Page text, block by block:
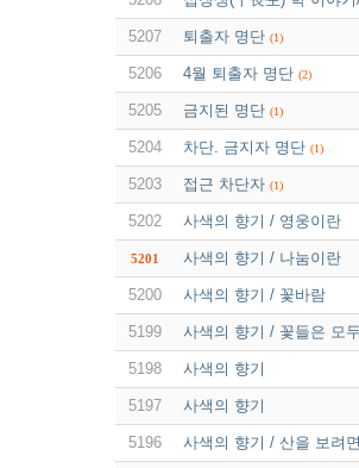
5207 퇴출자 명단 (1)
5206 4월 퇴출자 명단 (2)
5205 금지된 명단 (1)
5204 차단. 금지자 명단 (1)
5203 접근 차단자 (1)
5202 사색의 향기 / 영웅이란
5201 사색의 향기 / 나눔이란
5200 사색의 향기 / 꽃바람
5199 사색의 향기 / 꽃들은 모
5198 사색의 향기
5197 사색의 향기
5196 사색의 향기 / 산을 보려